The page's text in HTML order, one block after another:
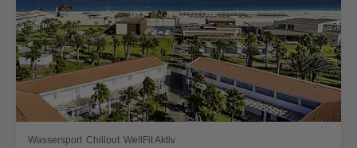
Wassersport Chillout WellFit Aktiv